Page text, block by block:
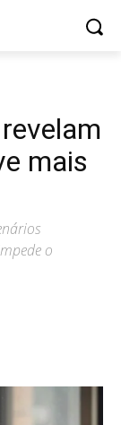
mais
o